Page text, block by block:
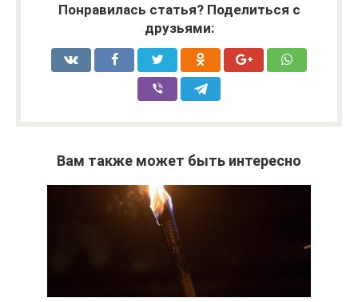
Понравилась статья? Поделиться с
друзьями:
Вам также может быть интересно